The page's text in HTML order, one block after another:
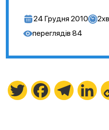
24 Грудня 2010 2
переглядів 84
Twitter FacebookTelegram